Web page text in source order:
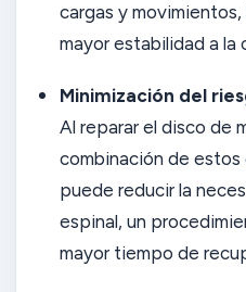
cargas y
mayor estabilidad a la
Minimización del
Al reparar el disco de
combinación de
puede reducir la
espinal, un
mayor tiempo de